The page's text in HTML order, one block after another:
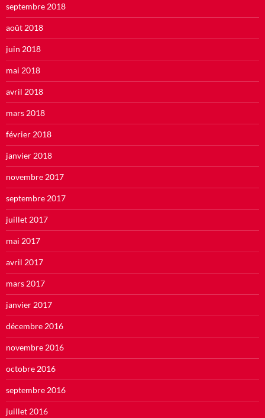
septembre 2018
août 2018
juin 2018
mai 2018
avril 2018
mars 2018
février 2018
janvier 2018
novembre 2017
septembre 2017
juillet 2017
mai 2017
avril 2017
mars 2017
janvier 2017
décembre 2016
novembre 2016
octobre 2016
septembre 2016
juillet 2016